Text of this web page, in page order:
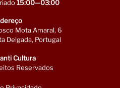
15:00—03:00
Mota Amaral, 6
Delgada, Portugal
Cultura
Reservados